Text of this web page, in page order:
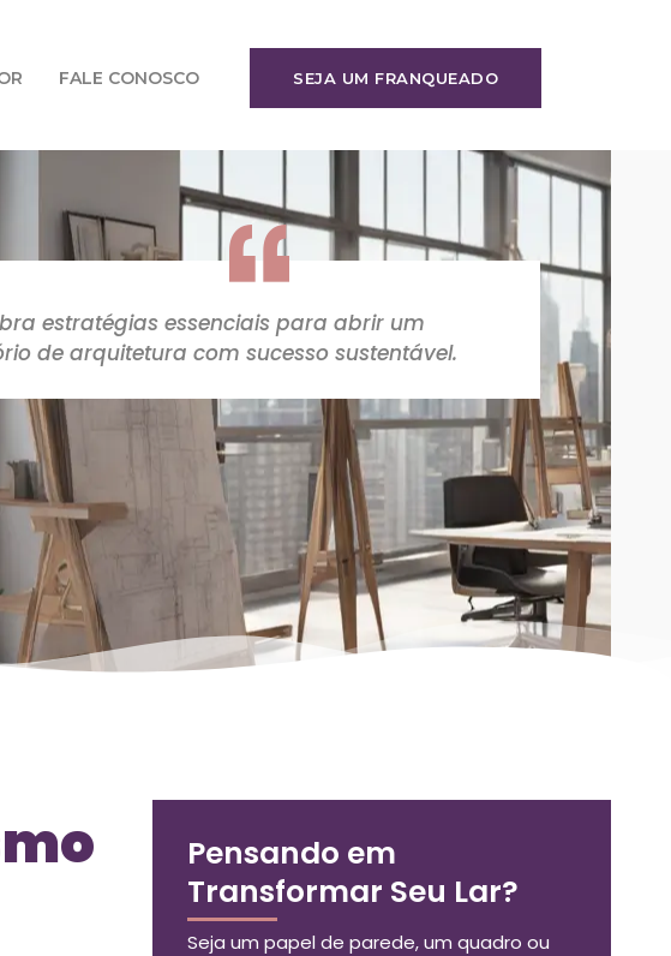
FALE CONOSCO SEJA UM FRANQUEADO
estratégias essenciais para abrir um
de arquitetura com sucesso sustentável.
Pensando em
Transformar Seu Lar?
Seja um papel de parede, um quadro ou